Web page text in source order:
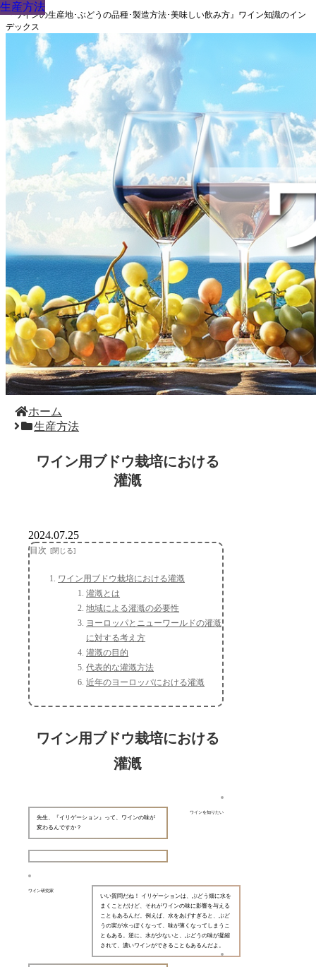
『ワインの生産地･ぶどうの品種･製造方法･美味しい飲み方』ワイン知識のイン
デックス
ホーム
生産方法
ワイン用ブドウ栽培における
灌漑
生産方法
2024.07.25
目次
ワイン用ブドウ栽培における灌漑
灌漑とは
地域による灌漑の必要性
ヨーロッパとニューワールドの灌漑
に対する考え方
灌漑の目的
代表的な灌漑方法
近年のヨーロッパにおける灌漑
ワイン用ブドウ栽培における
灌漑
ワインを知りたい
先生、『イリゲーション』って、ワインの味が
変わるんですか？
ワイン研究家
いい質問だね！ イリゲーションは、ぶどう畑に水を
まくことだけど、それがワインの味に影響を与える
こともあるんだ。例えば、水をあげすぎると、ぶど
うの実が水っぽくなって、味が薄くなってしまうこ
ともある。逆に、水が少ないと、ぶどうの味が凝縮
されて、濃いワインができることもあるんだよ。
生産方法
生産方法
生産方法
生産方法
生産方法
生産方法
生産方法
生産方法